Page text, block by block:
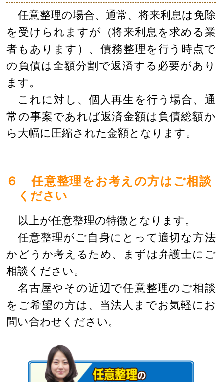
任意整理の場合、通常、将来利息は免除
を受けられますが（将来利息を求める業
者もあります）、債務整理を行う時点で
の負債は全額分割で返済する必要があり
ます。
これに対し、個人再生を行う場合、通
常の事案であれば返済金額は負債総額か
ら大幅に圧縮された金額となります。
６ 任意整理をお考えの方はご相談
ください
以上が任意整理の特徴となります。
任意整理がご自身にとって適切な方法
かどうか考えるため、まずは弁護士にご
相談ください。
名古屋やその近辺で任意整理のご相談
をご希望の方は、当法人までお気軽にお
問い合わせください。